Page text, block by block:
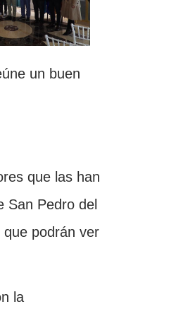
un buen
que las han
San Pedro del
podrán ver
la